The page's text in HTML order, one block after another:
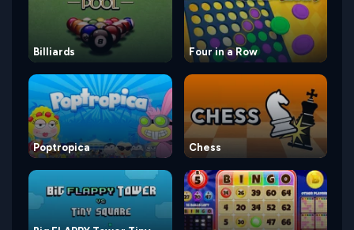
Billiards Four in a Row
Poptropica Chess